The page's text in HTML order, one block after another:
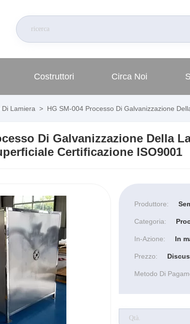
Costruttori Circa Noi
Di Lamiera > HG SM-004 Processo Di Galvanizzazione
Di Galvanizzazione Della
Certificazione ISO9001
Produttore:
Categoria:
In-Azione: In
Prezzo:
Metodo Di